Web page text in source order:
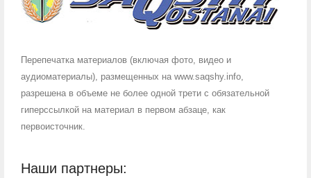
Перепечатка материалов (включая фото, видео и
аудиоматериалы), размещенных на www.saqshy.info,
разрешена в объеме не более одной трети с обязательной
гиперссылкой на материал в первом абзаце, как
первоисточник.
Наши партнеры: